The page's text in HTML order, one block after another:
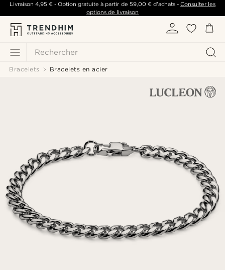
Rechercher
Livraison 4,95 €- Option gratuite à partir de 59,00 €d'achats -Consulter les
options de livraison
Bracelets Bracelets en acier